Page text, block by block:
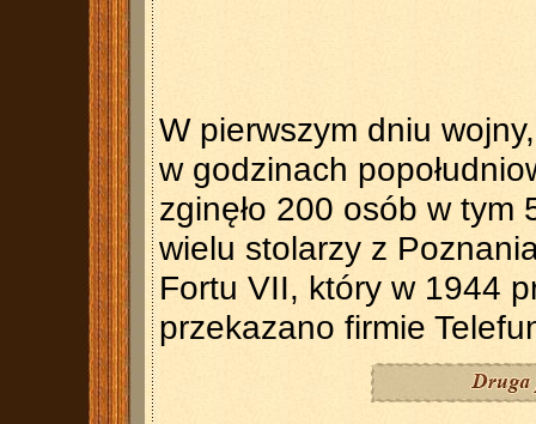
W pierwszym dniu
w godzinach
zginęło 200 osób w tym
wielu stolarzy z
Fortu VII, który w 1944
przekazano firmie